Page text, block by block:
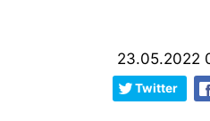
23.05.2022
Twitter